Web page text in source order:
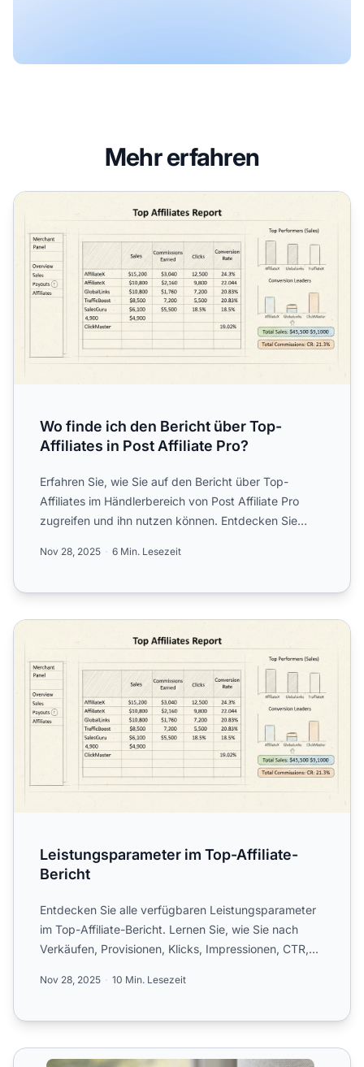
Mehr erfahren
Wo finde ich den Bericht über Top-Affiliates in Post
Wo finde ich den Bericht über Top-
Affiliates in Post Affiliate Pro?
Erfahren Sie, wie Sie auf den Bericht über Top-
Affiliates im Händlerbereich von Post Affiliate Pro
zugreifen und ihn nutzen können. Entdecken Sie
Nov 28, 2025 6 Min. Lesezeit
Leistungsparameter im Top-Affiliate-Bericht
Leistungsparameter im Top-Affiliate-
Bericht
Entdecken Sie alle verfügbaren Leistungsparameter
im Top-Affiliate-Bericht. Lernen Sie, wie Sie nach
Verkäufen, Provisionen, Klicks, Impressionen, CTR,
Nov 28, 2025 10 Min. Lesezeit
Top-URLs-Bericht